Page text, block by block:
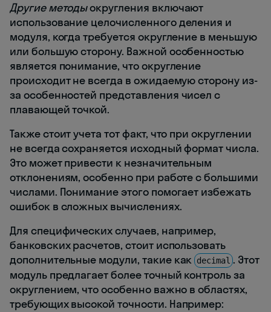
Другие методыокругления включают
использование целочисленного деления и
модуля, когда требуется округление в меньшую
или большую сторону. Важной особенностью
является понимание, что округление
происходит не всегда в ожидаемую сторону из-
за особенностей представления чисел с
плавающей точкой.
Также стоит учета тот факт, что при округлении
не всегда сохраняется исходный формат числа.
Это может привести к незначительным
отклонениям, особенно при работе с большими
числами. Понимание этого помогает избежать
ошибок в сложных вычислениях.
Для специфических случаев, например,
банковских расчетов, стоит использовать
дополнительные модули, такие как decimal . Этот
модуль предлагает более точный контроль за
округлением, что особенно важно в областях,
требующих высокой точности. Например: